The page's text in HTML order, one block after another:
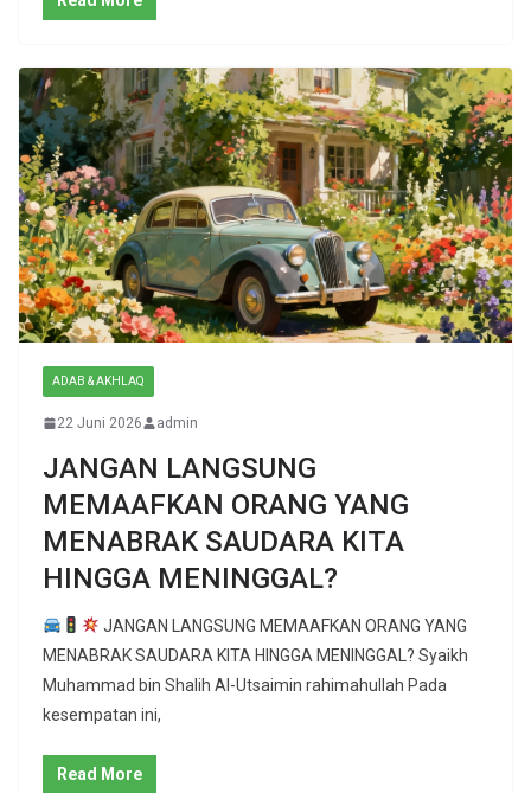
ADAB & AKHLAQ
22 Juni 2026 admin
JANGAN LANGSUNG
MEMAAFKAN ORANG YANG
MENABRAK SAUDARA KITA
HINGGA MENINGGAL?
JANGAN LANGSUNG MEMAAFKAN ORANG YANG
MENABRAK SAUDARA KITA HINGGA MENINGGAL? Syaikh
Muhammad bin Shalih Al-Utsaimin rahimahullah Pada
kesempatan ini,
Read More